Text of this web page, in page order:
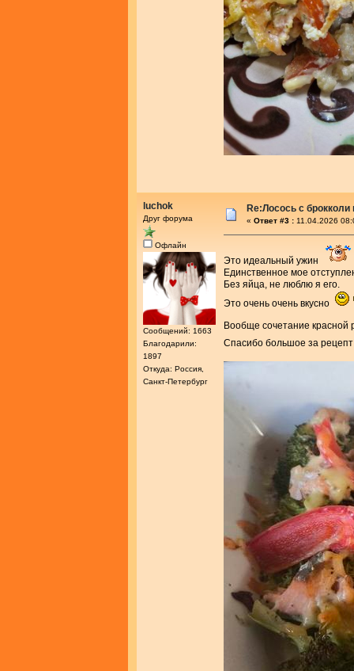
luchok
Друг форума
Офлайн
Сообщений: 1663
Благодарили:
1897
Откуда: Россия,
Санкт-Петербург
Re:Лосось с
« Ответ #3 : 11.04.2026
Это идеальный ужин
Единственное мое
Без яйца, не люблю я его.
Это очень очень вкусно
Вообще сочетание красной
Спасибо большое за